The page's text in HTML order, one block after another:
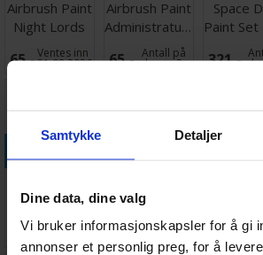
Samtykke Detaljer
Dine data, dine valg
Vi bruker informasjonskapsler for å gi
annonser et personlig preg, for å
Airbrush Paint
Night Lords
Blue 24ml
65,-Ventes inn
21.08.2026
Airbrush Paint
Administratum
Grey 24ml
65,- Antall på
lager:2
Space
Paint Set
321,-
Legg i handlekurven
Ogryn Camo
24ml
65,- Antall på
Legg i handlekurven
Russ Grey
24ml
65,-Ventes inn
31.08.2026
Legg i
Black
65,-